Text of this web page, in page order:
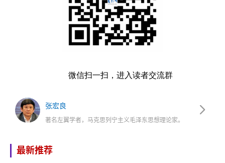
微信扫一扫，进入读者交流群
张宏良
著名左翼学者，马克思列宁主义毛泽东思想理论家。
最新推荐